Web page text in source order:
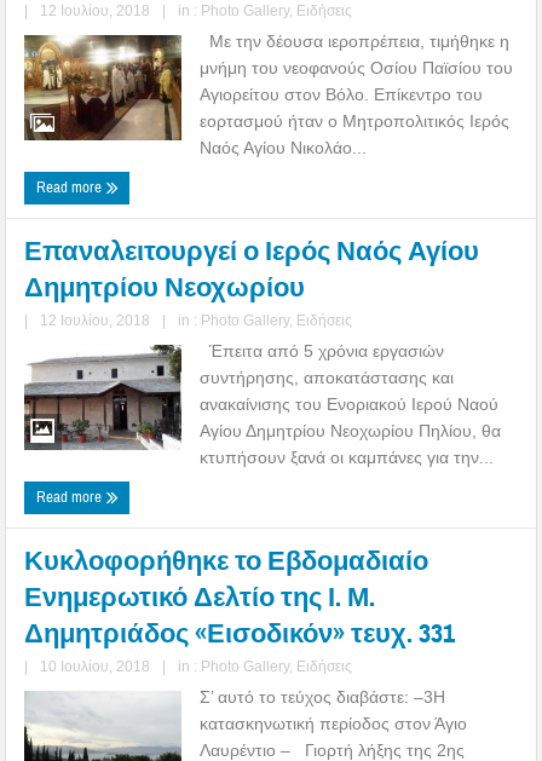
| 12 Ιουλίου, 2018 | in : Photo Gallery, Ειδήσεις
Με την δέουσα ιεροπρέπεια, τιμήθηκε η
μνήμη του νεοφανούς Οσίου Παϊσίου του
Αγιορείτου στον Βόλο. Επίκεντρο του
εορτασμού ήταν ο Μητροπολιτικός Ιερός
Ναός Αγίου Νικολάο...
Read more
Επαναλειτουργεί ο Ιερός Ναός Αγίου
Δημητρίου Νεοχωρίου
| 12 Ιουλίου, 2018 | in : Photo Gallery, Ειδήσεις
Έπειτα από 5 χρόνια εργασιών
συντήρησης, αποκατάστασης και
ανακαίνισης του Ενοριακού Ιερού Ναού
Αγίου Δημητρίου Νεοχωρίου Πηλίου, θα
κτυπήσουν ξανά οι καμπάνες για την...
Read more
Κυκλοφορήθηκε το Εβδομαδιαίο
Ενημερωτικό Δελτίο της Ι. Μ.
Δημητριάδος «Εισοδικόν» τευχ. 331
| 10 Ιουλίου, 2018 | in : Photo Gallery, Ειδήσεις
Σ’ αυτό το τεύχος διαβάστε: –3Η
κατασκηνωτική περίοδος στον Άγιο
Λαυρέντιο – Γιορτή λήξης της 2ης